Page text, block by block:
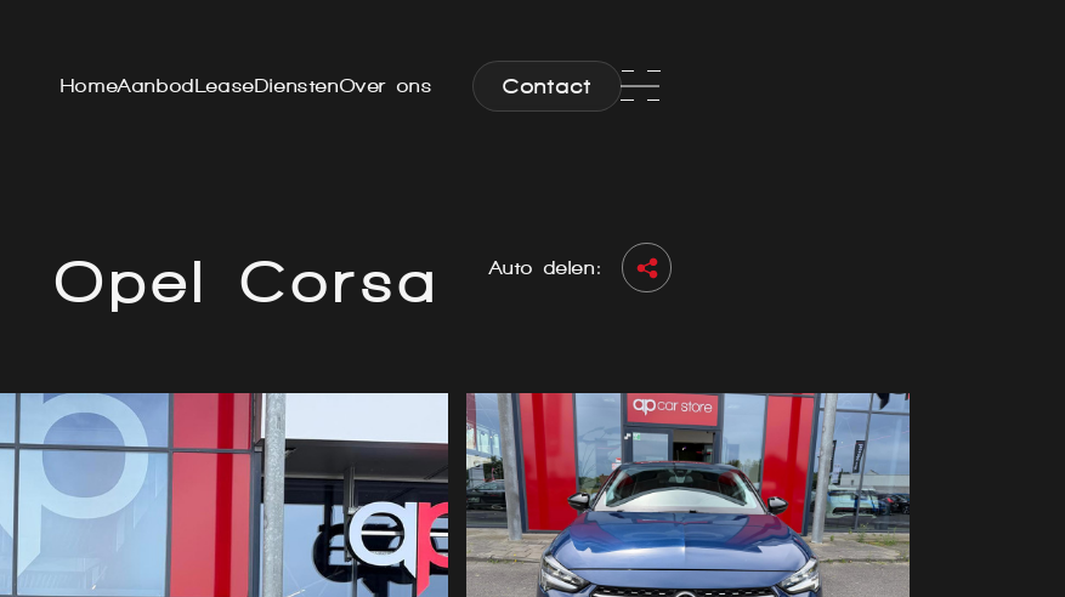
HomeAanbodLeaseDienstenOver ons Contact
Opel Corsa Auto delen: